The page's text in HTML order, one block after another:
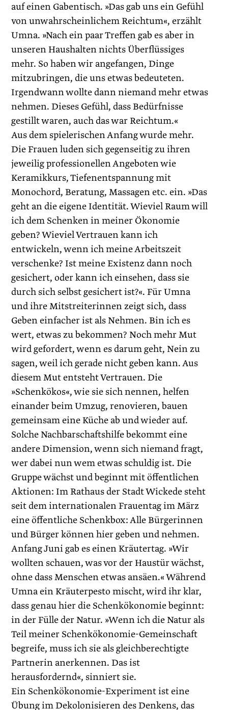
auf einen Gabentisch. »Das gab uns ein Gefühl
von unwahrscheinlichem Reichtum«, erzählt
Umna. »Nach ein paar Treffen gab es aber in
unseren Haushalten nichts Überflüssiges
mehr. So haben wir angefangen, Dinge
mitzubringen, die uns etwas bedeuteten.
Irgendwann wollte dann niemand mehr etwas
nehmen. Dieses Gefühl, dass Bedürfnisse
gestillt waren, auch das war Reichtum.«
Aus dem spielerischen Anfang wurde mehr.
Die Frauen luden sich gegenseitig zu ihren
jeweilig professionellen Angeboten wie
Keramikkurs, Tiefenentspannung mit
Monochord, Beratung, Massagen etc. ein. »Das
geht an die eigene Identität. Wieviel Raum will
ich dem Schenken in meiner Ökonomie
geben? Wieviel Vertrauen kann ich
entwickeln, wenn ich meine Arbeitszeit
verschenke? Ist meine Existenz dann noch
gesichert, oder kann ich einsehen, dass sie
durch sich selbst gesichert ist?«. Für Umna
und ihre Mitstreiterinnen zeigt sich, dass
Geben einfacher ist als Nehmen. Bin ich es
wert, etwas zu bekommen? Noch mehr Mut
wird gefordert, wenn es darum geht, Nein zu
sagen, weil ich gerade nicht geben kann. Aus
diesem Mut entsteht Vertrauen. Die
»Schenkökos«, wie sie sich nennen, helfen
einander beim Umzug, renovieren, bauen
gemeinsam eine Küche ab und wieder auf.
Solche Nachbarschaftshilfe bekommt eine
andere Dimension, wenn sich niemand fragt,
wer dabei nun wem etwas schuldig ist. Die
Gruppe wächst und beginnt mit öffentlichen
Aktionen: Im Rathaus der Stadt Wickede steht
seit dem internationalen Frauentag im März
eine öffentliche Schenkbox: Alle Bürgerinnen
und Bürger können hier geben und nehmen.
Anfang Juni gab es einen Kräutertag. »Wir
wollten schauen, was vor der Haustür wächst,
ohne dass Menschen etwas ansäen.« Während
Umna ein Kräuterpesto mischt, wird ihr klar,
dass genau hier die Schenkökonomie beginnt:
in der Fülle der Natur. »Wenn ich die Natur als
Teil meiner Schenk­ökonomie-Gemeinschaft
begreife, muss ich sie als gleichberechtigte
Partnerin anerkennen. Das ist
herausfordernd«, sinniert sie.
Ein Schenkökonomie-Experiment ist eine
Übung im Dekolonisieren des Denkens, das